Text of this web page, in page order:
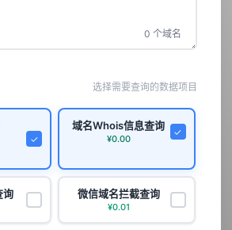
0 个域名
选择需要查询的数据项目
✓
域名Whois信息查询
¥0.00
✓
询 微信域名拦截查询
¥0.01